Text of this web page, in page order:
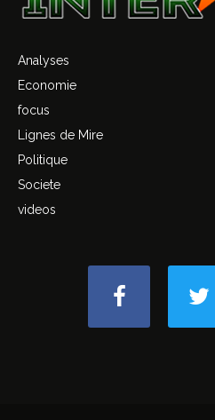
Analyses
Economie
focus
Lignes de Mire
Politique
Societe
videos